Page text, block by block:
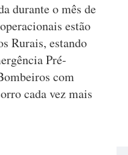
durante o mês de
estão
Rurais, estando
Pré-
com
cada vez mais